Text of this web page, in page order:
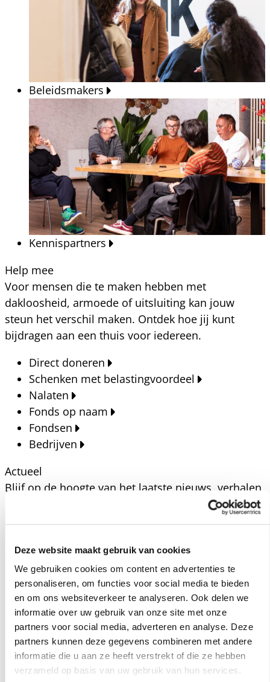
Deze website maakt gebruik van cookies
We gebruiken cookies om content en advertenties te
personaliseren, om functies voor social media te bieden
en om ons websiteverkeer te analyseren. Ook delen we
informatie over uw gebruik van onze site met onze
partners voor social media, adverteren en analyse. Deze
partners kunnen deze gegevens combineren met andere
informatie die u aan ze heeft verstrekt of die ze hebben
verzameld op basis van uw gebruik van hun services.
Beleidsmakers
Kennispartners
Help mee
Voor mensen die te maken hebben met
dakloosheid, armoede of uitsluiting kan jouw
steun het verschil maken. Ontdek hoe jij kunt
bijdragen aan een thuis voor iedereen.
Direct doneren
Schenken met belastingvoordeel
Nalaten
Fonds op naam
Fondsen
Bedrijven
Actueel
Blijf op de hoogte van het laatste nieuws, verhalen,
publicaties en ontwikkelingen rondom Kansfonds
Nieuwsberichten
Nieuws
Verhalen
Beeldbanken
Foto's bestaanszekerheid
Foto's dak- en thuisloosheid
Agenda
Agenda